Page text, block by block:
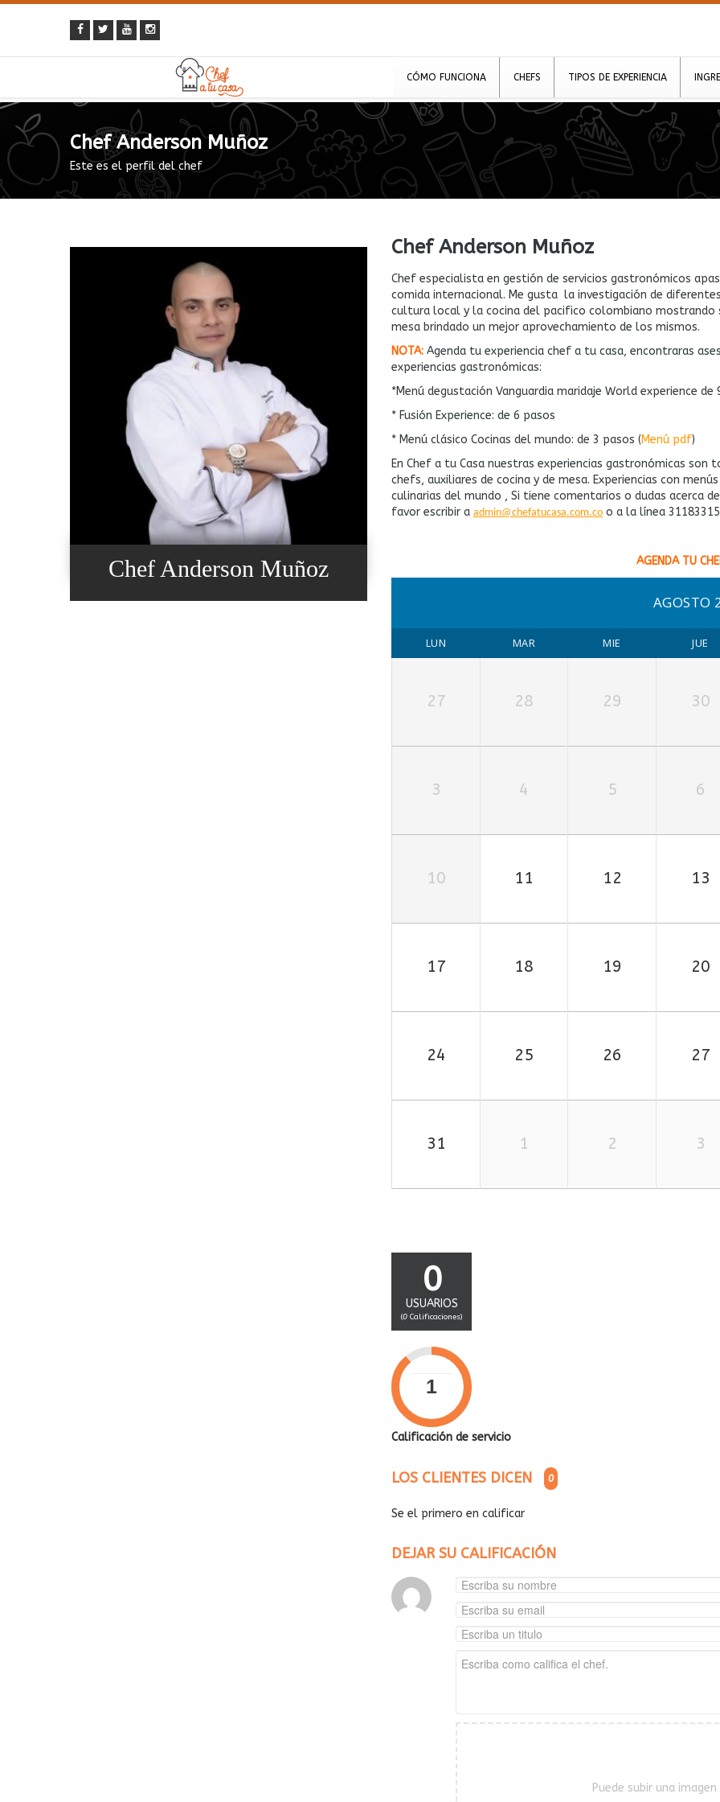
CÓMO FUNCIONA CHEFS TIPOS DE EXPERIENCIA
Chef Anderson Muñoz
Este es el perfil del chef
Chef Anderson Muñoz
Chef Anderson Muñoz
Chef especialista en gestión de servicios gastronómicos
comida internacional. Me gusta la investigación de
cultura local y la cocina del pacifico colombiano mostrando
mesa brindado un mejor aprovechamiento de los mismos.
NOTA: Agenda tu experiencia chef a tu casa, encontraras
experiencias gastronómicas:
*Menú degustación Vanguardia maridaje World experience de
* Fusión Experience: de 6 pasos
* Menú clásico Cocinas del mundo: de 3 pasos (Menú pdf)
En Chef a tu Casa nuestras experiencias gastronómicas
chefs, auxiliares de cocina y de mesa. Experiencias con
culinarias del mundo , Si tiene comentarios o dudas acerca
favor escribir a admin@chefatucasa.com.co o a la línea
AGENDA TU
AGOSTO
LUN MAR MIE JUE
27 28 29 30
3 4 5 6
10 11 12 13
17 18 19 20
24 25 26 27
31 1 2 3
0
USUARIOS
(0 Calificaciones)
Calificación de servicio
LOS CLIENTES DICEN 0
Se el primero en calificar
DEJAR SU CALIFICACIÓN
Puede subir una